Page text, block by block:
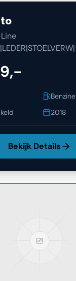
Benzine
2018
Bekijk Details